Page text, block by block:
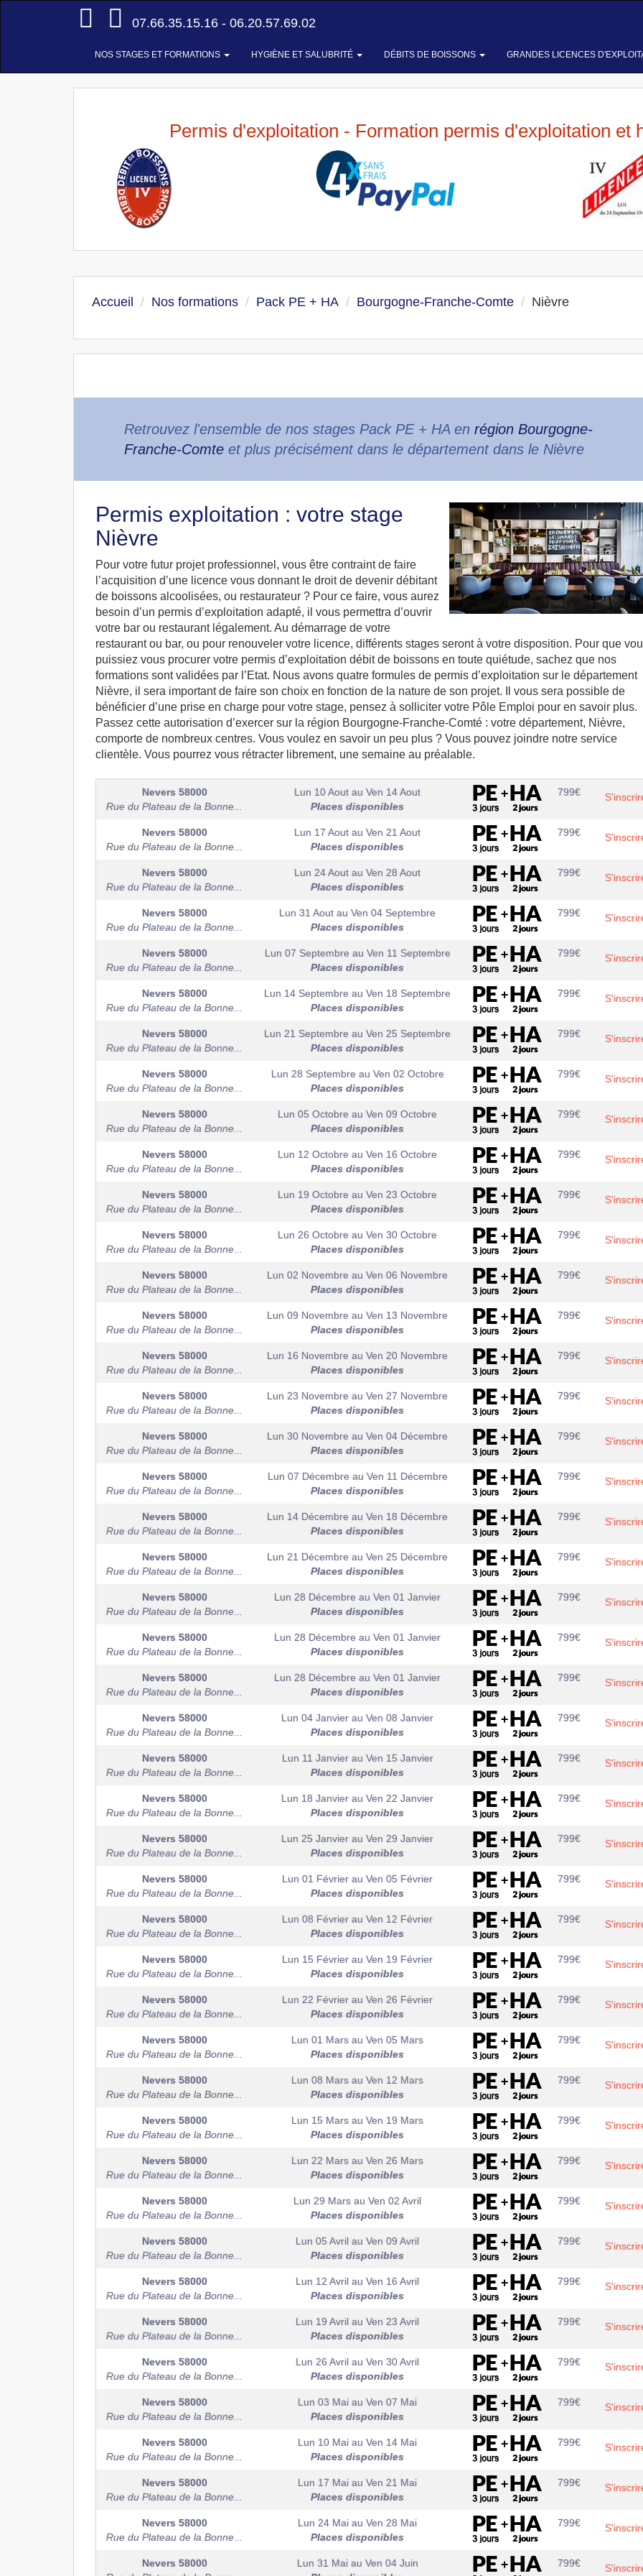
Accueil
07.66.35.15.16 - 06.20.57.69.02
NOS STAGES ET FORMATIONS HYGIÈNE ET SALUBRITÉ DÉBITS DE BOISSONS GRANDES LICENCES
Permis d'exploitation - Formation permis d'exploitation et
Accueil Nos formations Pack PE + HA Bourgogne-Franche-Comte Nièvre
Retrouvez l'ensemble de nos stages Pack PE + HA en région Bourgogne-
Franche-Comte et plus précisément dans le département dans le Nièvre
Permis exploitation : votre stage
Nièvre
Pour votre futur projet professionnel, vous être contraint de faire
l’acquisition d’une licence vous donnant le droit de devenir débitant
de boissons alcoolisées, ou restaurateur ? Pour ce faire, vous aurez
besoin d’un permis d’exploitation adapté, il vous permettra d’ouvrir
votre bar ou restaurant légalement. Au démarrage de votre
restaurant ou bar, ou pour renouveler votre licence, différents stages seront à votre disposition. Pour que
puissiez vous procurer votre permis d’exploitation débit de boissons en toute quiétude, sachez que nos
formations sont validées par l’Etat. Nous avons quatre formules de permis d’exploitation sur le département
Nièvre, il sera important de faire son choix en fonction de la nature de son projet. Il vous sera possible de
bénéficier d’une prise en charge pour votre stage, pensez à solliciter votre Pôle Emploi pour en savoir plus.
Passez cette autorisation d’exercer sur la région Bourgogne-Franche-Comté : votre département, Nièvre,
comporte de nombreux centres. Vous voulez en savoir un peu plus ? Vous pouvez joindre notre service
clientèle. Vous pourrez vous rétracter librement, une semaine au préalable.
Nevers 58000
Rue du Plateau de la Bonne...
Lun 10 Aout au Ven 14 Aout
Places disponibles
799€
Nevers 58000
Rue du Plateau de la Bonne...
Lun 17 Aout au Ven 21 Aout
Places disponibles
799€
Nevers 58000
Rue du Plateau de la Bonne...
Lun 24 Aout au Ven 28 Aout
Places disponibles
799€
Nevers 58000
Rue du Plateau de la Bonne...
Lun 31 Aout au Ven 04 Septembre
Places disponibles
799€
Nevers 58000
Rue du Plateau de la Bonne...
Lun 07 Septembre au Ven 11 Septembre
Places disponibles
799€
Nevers 58000
Rue du Plateau de la Bonne...
Lun 14 Septembre au Ven 18 Septembre
Places disponibles
799€
Nevers 58000
Rue du Plateau de la Bonne...
Lun 21 Septembre au Ven 25 Septembre
Places disponibles
799€
Nevers 58000
Rue du Plateau de la Bonne...
Lun 28 Septembre au Ven 02 Octobre
Places disponibles
799€
Nevers 58000
Rue du Plateau de la Bonne...
Lun 05 Octobre au Ven 09 Octobre
Places disponibles
799€
Nevers 58000
Rue du Plateau de la Bonne...
Lun 12 Octobre au Ven 16 Octobre
Places disponibles
799€
Nevers 58000
Rue du Plateau de la Bonne...
Lun 19 Octobre au Ven 23 Octobre
Places disponibles
799€
Nevers 58000
Rue du Plateau de la Bonne...
Lun 26 Octobre au Ven 30 Octobre
Places disponibles
799€
Nevers 58000
Rue du Plateau de la Bonne...
Lun 02 Novembre au Ven 06 Novembre
Places disponibles
799€
Nevers 58000
Rue du Plateau de la Bonne...
Lun 09 Novembre au Ven 13 Novembre
Places disponibles
799€
Nevers 58000
Rue du Plateau de la Bonne...
Lun 16 Novembre au Ven 20 Novembre
Places disponibles
799€
Nevers 58000
Rue du Plateau de la Bonne...
Lun 23 Novembre au Ven 27 Novembre
Places disponibles
799€
Nevers 58000
Rue du Plateau de la Bonne...
Lun 30 Novembre au Ven 04 Décembre
Places disponibles
799€
Nevers 58000
Rue du Plateau de la Bonne...
Lun 07 Décembre au Ven 11 Décembre
Places disponibles
799€
Nevers 58000
Rue du Plateau de la Bonne...
Lun 14 Décembre au Ven 18 Décembre
Places disponibles
799€
Nevers 58000
Rue du Plateau de la Bonne...
Lun 21 Décembre au Ven 25 Décembre
Places disponibles
799€
Nevers 58000
Rue du Plateau de la Bonne...
Lun 28 Décembre au Ven 01 Janvier
Places disponibles
799€
Nevers 58000
Rue du Plateau de la Bonne...
Lun 28 Décembre au Ven 01 Janvier
Places disponibles
799€
Nevers 58000
Rue du Plateau de la Bonne...
Lun 28 Décembre au Ven 01 Janvier
Places disponibles
799€
Nevers 58000
Rue du Plateau de la Bonne...
Lun 04 Janvier au Ven 08 Janvier
Places disponibles
799€
Nevers 58000
Rue du Plateau de la Bonne...
Lun 11 Janvier au Ven 15 Janvier
Places disponibles
799€
Nevers 58000
Rue du Plateau de la Bonne...
Lun 18 Janvier au Ven 22 Janvier
Places disponibles
799€
Nevers 58000
Rue du Plateau de la Bonne...
Lun 25 Janvier au Ven 29 Janvier
Places disponibles
799€
Nevers 58000
Rue du Plateau de la Bonne...
Lun 01 Février au Ven 05 Février
Places disponibles
799€
Nevers 58000
Rue du Plateau de la Bonne...
Lun 08 Février au Ven 12 Février
Places disponibles
799€
Nevers 58000
Rue du Plateau de la Bonne...
Lun 15 Février au Ven 19 Février
Places disponibles
799€
Nevers 58000
Rue du Plateau de la Bonne...
Lun 22 Février au Ven 26 Février
Places disponibles
799€
Nevers 58000
Rue du Plateau de la Bonne...
Lun 01 Mars au Ven 05 Mars
Places disponibles
799€
Nevers 58000
Rue du Plateau de la Bonne...
Lun 08 Mars au Ven 12 Mars
Places disponibles
799€
Nevers 58000
Rue du Plateau de la Bonne...
Lun 15 Mars au Ven 19 Mars
Places disponibles
799€
Nevers 58000
Rue du Plateau de la Bonne...
Lun 22 Mars au Ven 26 Mars
Places disponibles
799€
Nevers 58000
Rue du Plateau de la Bonne...
Lun 29 Mars au Ven 02 Avril
Places disponibles
799€
Nevers 58000
Rue du Plateau de la Bonne...
Lun 05 Avril au Ven 09 Avril
Places disponibles
799€
Nevers 58000
Rue du Plateau de la Bonne...
Lun 12 Avril au Ven 16 Avril
Places disponibles
799€
Nevers 58000
Rue du Plateau de la Bonne...
Lun 19 Avril au Ven 23 Avril
Places disponibles
799€
Nevers 58000
Rue du Plateau de la Bonne...
Lun 26 Avril au Ven 30 Avril
Places disponibles
799€
Nevers 58000
Rue du Plateau de la Bonne...
Lun 03 Mai au Ven 07 Mai
Places disponibles
799€
Nevers 58000
Rue du Plateau de la Bonne...
Lun 10 Mai au Ven 14 Mai
Places disponibles
799€
Nevers 58000
Rue du Plateau de la Bonne...
Lun 17 Mai au Ven 21 Mai
Places disponibles
799€
Nevers 58000
Rue du Plateau de la Bonne...
Lun 24 Mai au Ven 28 Mai
Places disponibles
799€
Nevers 58000
Lun 31 Mai au Ven 04 Juin
799€